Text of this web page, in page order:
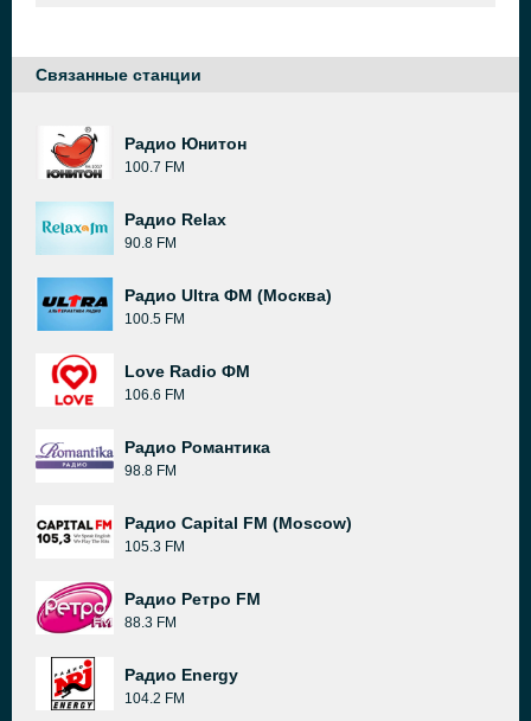
Связанные станции
Радио Юнитон
100.7 FM
Радио Relax
90.8 FM
Радио Ultra ФМ (Москва)
100.5 FM
Love Radio ФМ
106.6 FM
Радио Романтика
98.8 FM
Радио Capital FM (Moscow)
105.3 FM
Радио Ретро FM
88.3 FM
Радио Energy
104.2 FM